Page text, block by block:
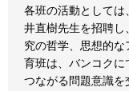
各班の活動として
井直樹先生を招聘
究の哲学、思想的
育班は、バンコクに
つながる問題意識を